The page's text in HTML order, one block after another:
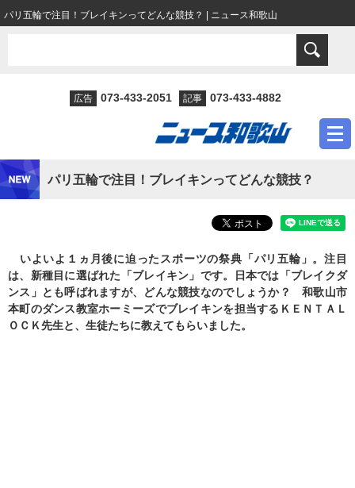
パリ五輪で注目！ブレイキンってどんな競技？ | ニュース和歌山
広告 073-433-2051 記事 073-433-4882
パリ五輪で注目！ブレイキンってどんな競技？
いよいよ１ヵ月後に迫ったスポーツの祭典「パリ五輪」。注目
は、新種目に選ばれた「ブレイキン」です。日本では「ブレイクダ
ンス」とも呼ばれますが、どんな競技なのでしょうか？ 和歌山市
本町のダンス教室ホーミーズでブレイキンを担当するＫＥＮＴＡＬ
ＯＣＫ先生と、生徒たちに教えてもらいました。